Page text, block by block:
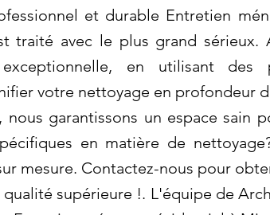
et durable Entretien
traité avec le plus grand sérieux.
en utilisant des
votre nettoyage en profondeur
garantissons un espace sain
en matière de
mesure. Contactez-nous pour
supérieure !. L'équipe de